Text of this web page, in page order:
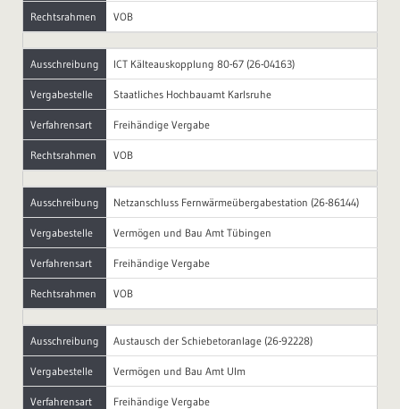
Rechtsrahmen VOB
Ausschreibung ICT Kälteauskopplung 80-67 (26-04163)
Vergabestelle Staatliches Hochbauamt Karlsruhe
Verfahrensart Freihändige Vergabe
Rechtsrahmen VOB
Ausschreibung Netzanschluss Fernwärmeübergabestation (26-86144)
Vergabestelle Vermögen und Bau Amt Tübingen
Verfahrensart Freihändige Vergabe
Rechtsrahmen VOB
Ausschreibung Austausch der Schiebetoranlage (26-92228)
Vergabestelle Vermögen und Bau Amt Ulm
Verfahrensart Freihändige Vergabe